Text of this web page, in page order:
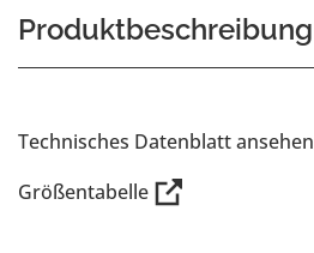
Produktbeschreibung
Technisches Datenblatt ansehen
Größentabelle